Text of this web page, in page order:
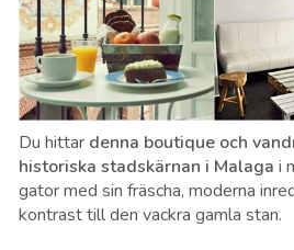
Du hittar denna boutique och
historiska stadskärnan i Malaga i
gator med sin fräscha, moderna
kontrast till den vackra gamla stan.